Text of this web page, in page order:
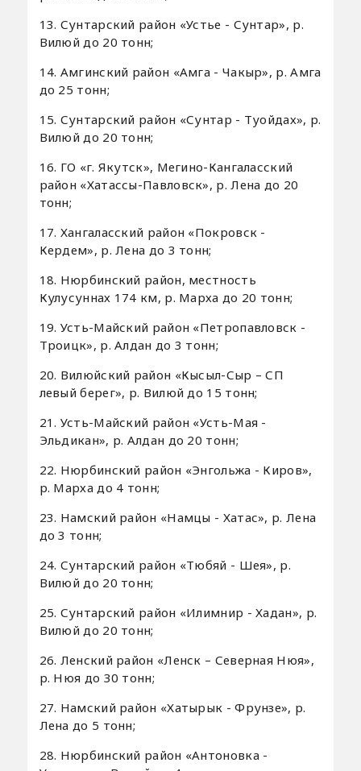
13. Сунтарский район «Устье - Сунтар», р.
Вилюй до 20 тонн;
14. Амгинский район «Амга - Чакыр», р. Амга
до 25 тонн;
15. Сунтарский район «Сунтар - Туойдах», р.
Вилюй до 20 тонн;
16. ГО «г. Якутск», Мегино-Кангаласский
район «Хатассы-Павловск», р. Лена до 20
тонн;
17. Хангаласский район «Покровск -
Кердем», р. Лена до 3 тонн;
18. Нюрбинский район, местность
Кулусуннах 174 км, р. Марха до 20 тонн;
19. Усть-Майский район «Петропавловск -
Троицк», р. Алдан до 3 тонн;
20. Вилюйский район «Кысыл-Сыр – СП
левый берег», р. Вилюй до 15 тонн;
21. Усть-Майский район «Усть-Мая -
Эльдикан», р. Алдан до 20 тонн;
22. Нюрбинский район «Энгольжа - Киров»,
р. Марха до 4 тонн;
23. Намский район «Намцы - Хатас», р. Лена
до 3 тонн;
24. Сунтарский район «Тюбяй - Шея», р.
Вилюй до 20 тонн;
25. Сунтарский район «Илимнир - Хадан», р.
Вилюй до 20 тонн;
26. Ленский район «Ленск – Северная Нюя»,
р. Нюя до 30 тонн;
27. Намский район «Хатырык - Фрунзе», р.
Лена до 5 тонн;
28. Нюрбинский район «Антоновка -